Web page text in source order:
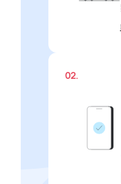
02.